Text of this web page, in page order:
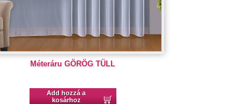
Méteráru GÖRÖG TÜLL
Add hozzá a
kosárhoz